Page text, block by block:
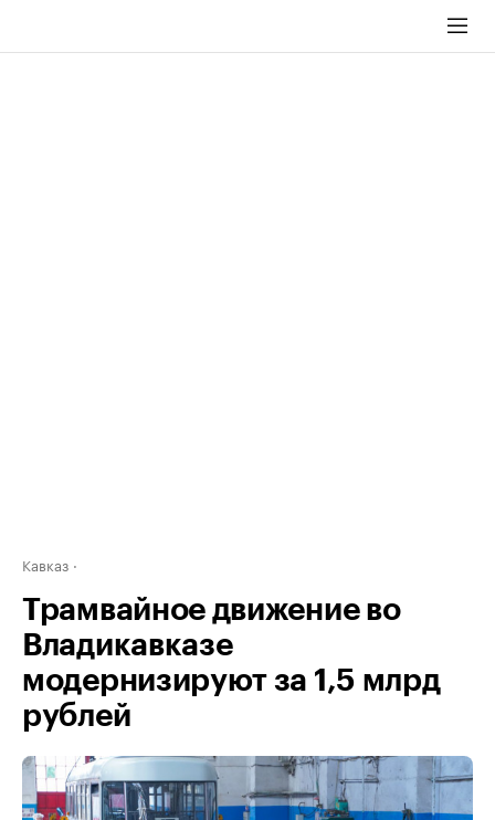
Кавказ
Трамвайное движение во
Владикавказе
модернизируют за 1,5 млрд
рублей